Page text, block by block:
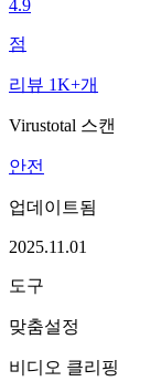
4.9
점
리뷰 1K+개
Virustotal 스캔
안전
업데이트됨
2025.11.01
도구
맞춤설정
비디오 클리핑